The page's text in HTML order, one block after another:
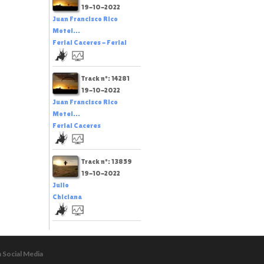
19-10-2022
Juan Francisco Rico
Motel...
Ferial Caceres - Ferial
Track nº: 14281
19-10-2022
Juan Francisco Rico
Motel...
Ferial Caceres
Track nº: 13859
19-10-2022
Julio
Chiclana
Social Media